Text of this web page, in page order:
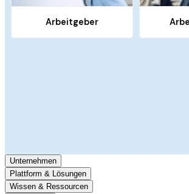
Unternehmen
Plattform & Lösungen
Wissen & Ressourcen